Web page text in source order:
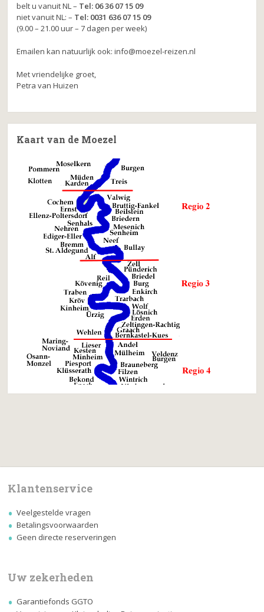
belt u vanuit NL – Tel: 06 36 07 15 09
niet vanuit NL: – Tel: 0031 636 07 15 09
(9.00 – 21.00 uur – 7 dagen per week)
Emailen kan natuurlijk ook: info@moezel-reizen.nl
Met vriendelijke groet,
Petra van Huizen
Kaart van de Moezel
Klantenservice
Veelgestelde vragen
Betalingsvoorwaarden
Geen directe reserveringen
Uw zekerheden
Garantiefonds GGTO